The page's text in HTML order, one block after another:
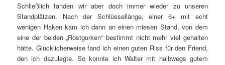
Schließlich fanden wir aber doch immer wieder zu unseren
Standplätzen. Nach der Schlüssellänge, einer 6+ mit echt
wenigen Haken kam ich dann an einen miesen Stand, von dem
eine der beiden „Rostgurken“ bestimmt nicht mehr viel gehalten
hätte. Glücklicherweise fand ich einen guten Riss für den Friend,
den ich dazulegte. So konnte ich Walter mit halbwegs gutem